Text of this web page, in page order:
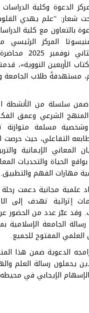
الدعوة وكلية الدراسات
شعار: “علم يهدي
بالتعاون مع كلية
المركز
الموافق 2
الأربعين النووية»،
مستهدفةً طلاب
سلسلة من الأنشطة
الشرعي وعمق
مسلمة متوازنة
التفاعلي، حيث حرصت
المعاني الإيمانية
الحياة والتحديات
مهارات الفهم والتطبيق.
علمية مجانية دعمت
إثرائية تهدف إلى
وقد عبّر عدد من الحضور
الجامعة الإسلامية
العلمي المفتوح للجميع.
الدعوية ضمن هذا
يحملون رسالة العلم
الإيجابي في